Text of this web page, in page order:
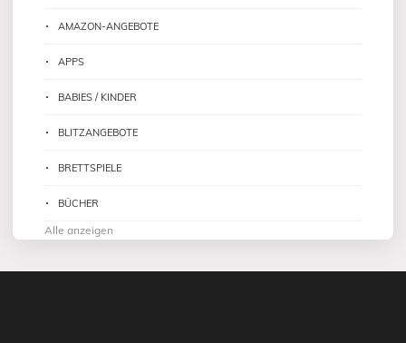
AMAZON-ANGEBOTE
APPS
BABIES / KINDER
BLITZANGEBOTE
BRETTSPIELE
BÜCHER
Alle anzeigen